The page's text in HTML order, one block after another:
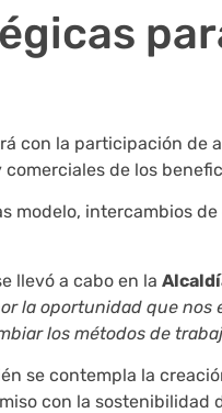
con la participación de
de los
modelo, intercambios
llevó a cabo en la
la oportunidad que
los métodos de
se contempla la
con la